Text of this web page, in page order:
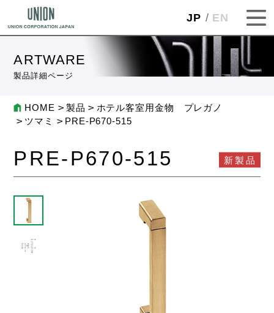
JP EN
ARTWARE
製品詳細ページ
HOME 製品
ホテル客室用金物 プレガノ
ツマミ
PRE-P670-515
PRE-P670-515 新製品